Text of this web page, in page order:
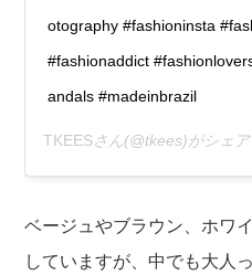
otography #fashioninsta
#fashionaddict
andals #madeinbrazil
TKEESさん(@tkees)がシェ
ベージュやブラウン、ホワ
していますが、中でも大人